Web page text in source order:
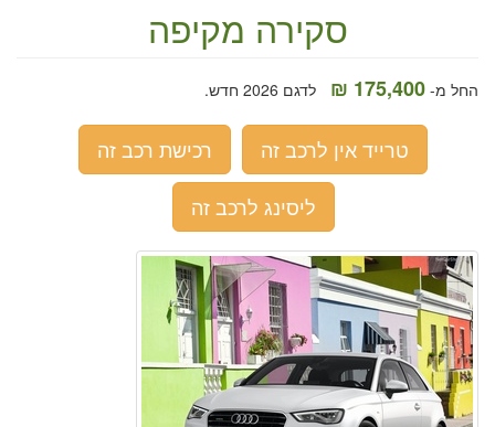
סקירה מקיפה
החל מ- 175,400 ₪ לדגם 2026 חדש.
טרייד אין לרכב זה
רכישת רכב זה
ליסינג לרכב זה